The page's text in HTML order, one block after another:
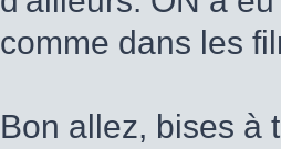
comme dans les
Bon allez, bises à